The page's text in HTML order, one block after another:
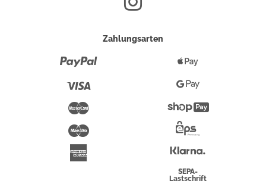
Zahlungsarten
Maestro
Pay
Google
Pay
Überweisung
SEPA-
Lastschrift